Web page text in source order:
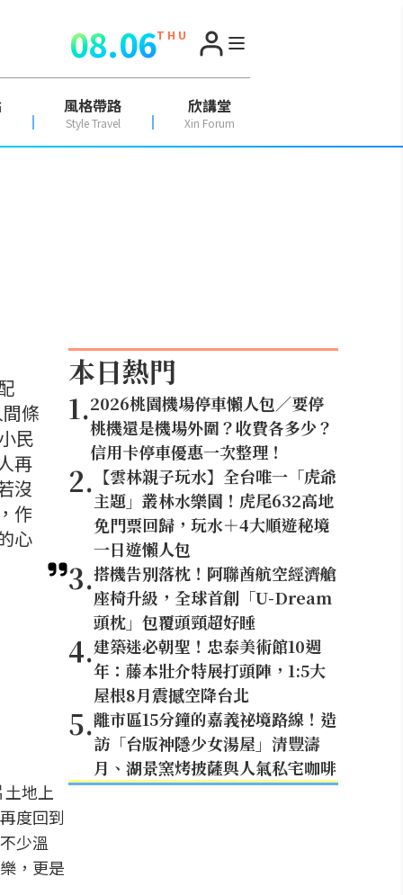
08.06T H U
風格帶路
Style Travel
欣講堂
Xin Forum
條
民
再
沒
作
心
地上
度回到
少溫
，更是
本日熱門
1.2026桃園機場停車懶人包／要停
桃機還是機場外圍？收費各多少？
信用卡停車優惠一次整理！
2. 【雲林親子玩水】全台唯一「虎爺
主題」叢林水樂園！虎尾632高地
免門票回歸，玩水＋4大順遊秘境
一日遊懶人包
3.搭機告別落枕！阿聯酋航空經濟艙
座椅升級，全球首創「U-Dream
頭枕」包覆頭頸超好睡
4.建築迷必朝聖！忠泰美術館10週
年：藤本壯介特展打頭陣，1:5大
屋根8月震撼空降台北
5.離市區15分鐘的嘉義祕境路線！造
訪「台版神隱少女湯屋」清豐濤
月、湖景窯烤披薩與人氣私宅咖啡